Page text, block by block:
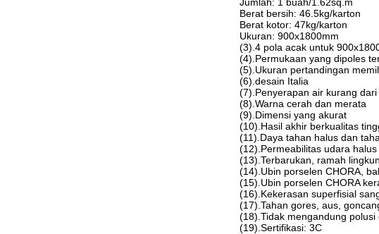
Berat bersih: 46.5kg/karton
Berat kotor: 47kg/karton
Ukuran: 900x1800mm
(3).4 pola acak untuk
(4).Permukaan yang dipoles
(5).Ukuran pertandingan
(6).desain Italia
(7).Penyerapan air kurang dari
(8).Warna cerah dan merata
(9).Dimensi yang akurat
(10).Hasil akhir berkualitas
(11).Daya tahan halus dan
(12).Permeabilitas udara halus
(13).Terbarukan, ramah
(14).Ubin porselen CHORA,
(15).Ubin porselen CHORA
(16).Kekerasan superfisial
(17).Tahan gores, aus,
(18).Tidak mengandung
(19).Sertifikasi: 3C